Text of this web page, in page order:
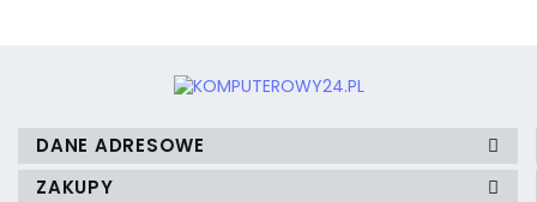
3mk Protection
DANE ADRESOWE
ZAKUPY